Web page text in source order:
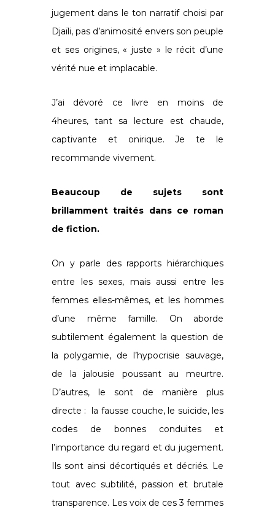
jugement dans le ton narratif choisi par
Djaïli, pas d’animosité envers son peuple
et ses origines, « juste » le récit d’une
vérité nue et implacable.
J’ai dévoré ce livre en moins de
4heures, tant sa lecture est chaude,
captivante et onirique. Je te le
recommande vivement.
Beaucoup de sujets sont
brillamment traités dans ce roman
de fiction.
On y parle des rapports hiérarchiques
entre les sexes, mais aussi entre les
femmes elles-mêmes, et les hommes
d’une même famille. On aborde
subtilement également la question de
la polygamie, de l’hypocrisie sauvage,
de la jalousie poussant au meurtre.
D’autres, le sont de manière plus
directe : la fausse couche, le suicide, les
codes de bonnes conduites et
l’importance du regard et du jugement.
Ils sont ainsi décortiqués et décriés. Le
tout avec subtilité, passion et brutale
transparence. Les voix de ces 3 femmes